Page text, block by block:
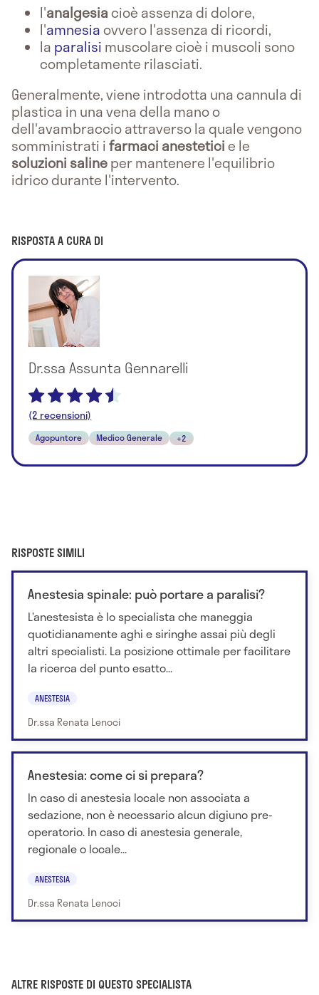
l'analgesiacioè assenza di dolore,
l'amnesiaovvero l'assenza di ricordi,
la paralisi muscolare cioè i muscoli sono
completamente rilasciati.
Generalmente, viene introdotta una cannula di
plastica in una vena della mano o
dell'avambraccio attraverso la quale vengono
somministrati ifarmaci anesteticie le
soluzioni salineper mantenere l'equilibrio
idrico durante l'intervento.
RISPOSTA A CURA DI
Dr.ssa Assunta Gennarelli
(2 recensioni)
Agopuntore Medico Generale +2
RISPOSTE SIMILI
Anestesia spinale: può portare a paralisi?
L’anestesista è lo specialista che maneggia
quotidianamente aghi e siringhe assai più degli
altri specialisti. La posizione ottimale per facilitare
la ricerca del punto esatto...
ANESTESIA
Dr.ssa Renata Lenoci
Anestesia: come ci si prepara?
In caso di anestesia locale non associata a
sedazione, non è necessario alcun digiuno pre-
operatorio. In caso di anestesia generale,
regionale o locale...
ANESTESIA
Dr.ssa Renata Lenoci
ALTRE RISPOSTE DI QUESTO SPECIALISTA